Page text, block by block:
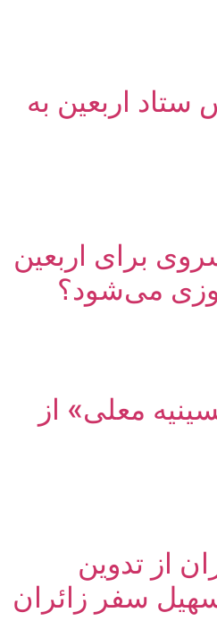
اربعین به
برای اربعین
می‌شود؟
معلی» از
از تدوین
سفر زائران